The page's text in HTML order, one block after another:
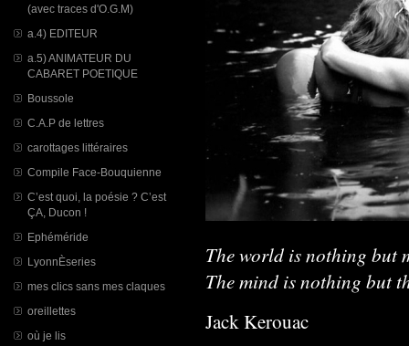
(avec traces d'O.G.M)
a.4) EDITEUR
a.5) ANIMATEUR DU
CABARET POETIQUE
Boussole
C.A.P de lettres
carottages littéraires
Compile Face-Bouquienne
C’est quoi, la poésie ? C’est
ÇA, Ducon !
Ephéméride
LyonnÈseries
mes clics sans mes claques
oreillettes
où je lis
The world is nothing but
The mind is nothing but
Jack Kerouac